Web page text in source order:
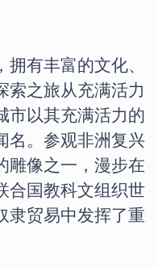
有丰富的文化、
索之旅从充满活力
市以其充满活力的
名。参观非洲复兴
雕像之一，漫步在
合国教科文组织世
隶贸易中发挥了重